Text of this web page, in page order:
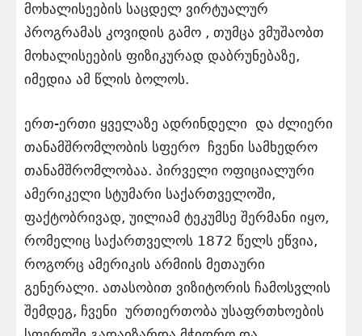
მოხალისეების საცდელ ვირტუალურ
პროგრამას კოვიდის გამო , თუმცა ვმუშაობთ
მოხალისეების ფიზიკურად დაბრუნებაზე,
იმედია ამ წლის ბოლოს.
ერთ-ერთი ყველაზე ადრინდელი და ძლიერი
თანამშრომლობის სფერო ჩვენი სამხედრო
თანამშრომლობაა. პირველი ოფიციალური
ამერიკელი სტუმარი საქართველოში,
ფაქტობრივად, უილიამ ტეკუმსე შერმანი იყო,
რომელიც საქართველოს 1872 წელს ეწვია,
როგორც ამერიკის არმიის მეთაური
გენერალი. ათასობით ვიზიტორის ჩამოსვლის
შემდეგ, ჩვენი ურთიერთობა უსაფრთხოების